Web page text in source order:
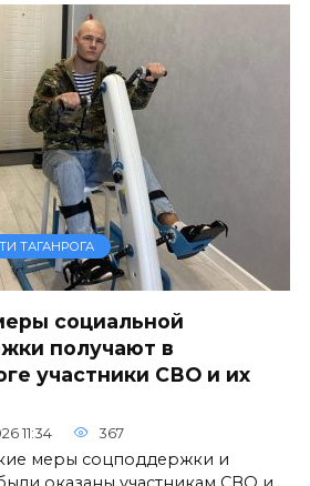
ТАГАНРОГА
социальной
получают в
участники СВО и их
11:34 367
меры соцподдержки и